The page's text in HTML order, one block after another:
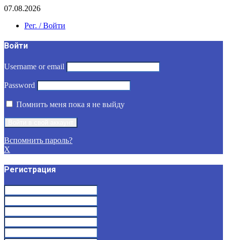
07.08.2026
Рег. / Войти
Войти
Username or email
Password
Помнить меня пока я не выйду
Вспомнить пароль?
X
Регистрация